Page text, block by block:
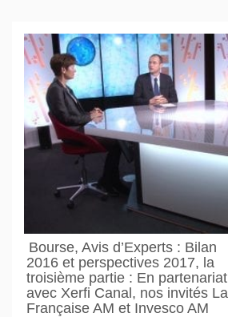
Bourse, Avis d’Experts : Bilan
2016 et perspectives 2017, la
troisième partie : En partenariat
avec Xerfi Canal, nos invités La
Française AM et Invesco AM